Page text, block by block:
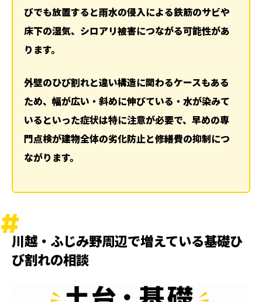
1 ひび割れの幅が広い場合
2 ひび割れが斜めや縦方向に伸びている場合
3 ひび割れから水が染み出ている場合
放置すると起こりうる深刻なトラブル
正確な判断には専門点検が欠かせない
火災保険や地震保険が関係するケース
丸山建設が川越・ふじみ野で選ばれている理由
まとめ
新着工事
びでも放置すると雨水の侵入による鉄筋のサビや
床下の湿気、シロアリ被害につながる可能性があ
ります。
外壁のひび割れと違い構造に関わるケースもある
ため、幅が広い・斜めに伸びている・水が染みて
いるといった症状は特に注意が必要で、早めの専
門点検が建物全体の劣化防止と修繕費の抑制につ
ながります。
川越・ふじみ野周辺で増えている基礎ひ
び割れの相談